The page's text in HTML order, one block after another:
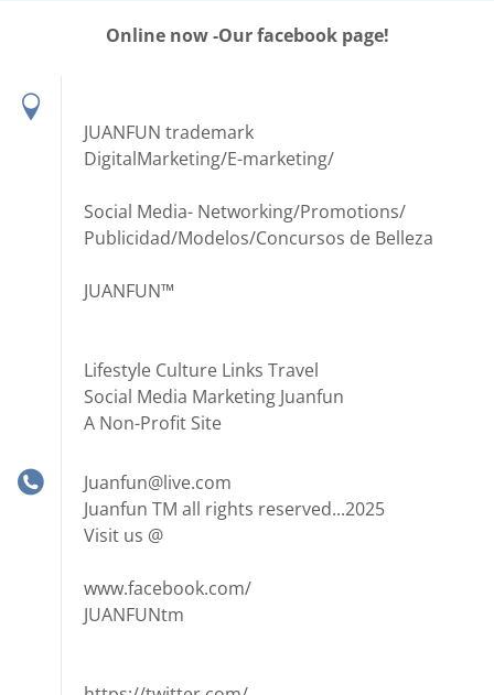
Online now -Our facebook page!
JUANFUN trademark
DigitalMarketing/E-marketing/
Social Media- Networking/Promotions/
Publicidad/Modelos/Concursos de Belleza
JUANFUN™
Lifestyle Culture Links Travel
Social Media Marketing Juanfun
A Non-Profit Site
Juanfun@live.com
Juanfun TM all rights reserved...2025
Visit us @
www.facebook.com/
JUANFUNtm